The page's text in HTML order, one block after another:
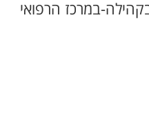
במרכז הרפואי